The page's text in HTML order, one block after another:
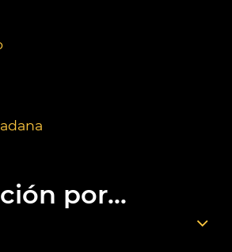
por...